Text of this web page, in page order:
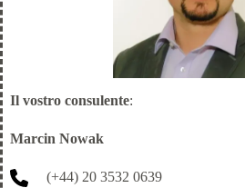
Il vostro consulente:
Marcin Nowak
(+44) 20 3532 0639